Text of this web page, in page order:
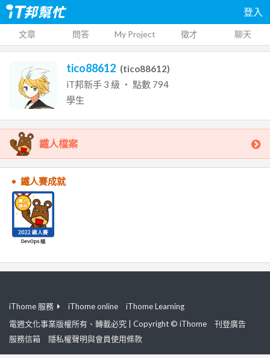
登入
文章 問答 My Project 徵才 聊天
tico88612 (tico88612)
iT邦新手 3 級 ‧ 點數 794
學生
鐵人檔案
鐵人賽成就
iThome 服務 iThome online
iThome Learning
電週文化事業版權所有、轉載必究 | Copyright © iThome
刊登廣告
服務信箱
隱私權聲明與會員使用條款